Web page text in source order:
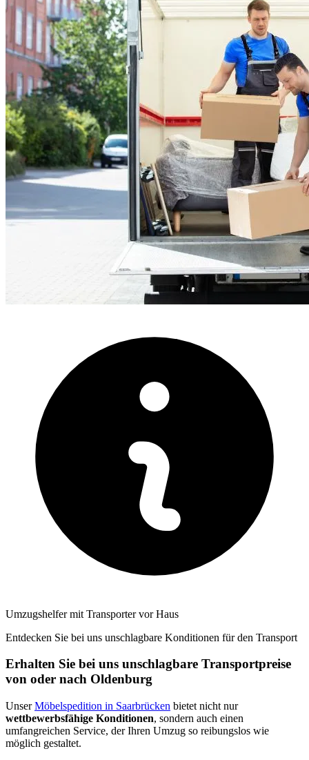
Umzugshelfer mit Transporter vor Haus
Entdecken Sie bei uns unschlagbare Konditionen für den Transport
Erhalten Sie bei uns unschlagbare Transportpreise
von oder nach Oldenburg
UnserMöbelspedition in Saarbrücken bietet nicht nur
wettbewerbsfähige Konditionen, sondern auch einen
umfangreichen Service, der Ihren Umzug so reibungslos wie
möglich gestaltet.